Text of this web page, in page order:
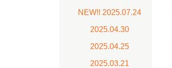
NEW!! 2025.07.24
2025.04.30
2025.04.25
2025.03.21